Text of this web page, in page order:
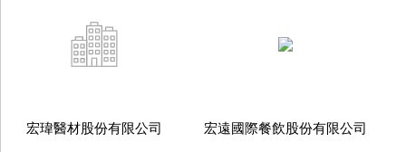
宏瑋醫材股份有限公司 宏遠國際餐飲股份有限公司